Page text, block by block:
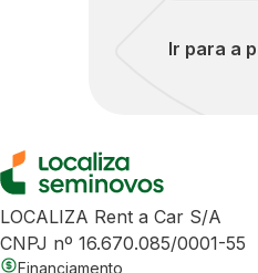
Ir para a
LOCALIZA Rent a Car S/A
CNPJ nº 16.670.085/0001-55
Financiamento